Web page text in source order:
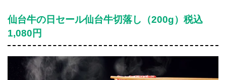
仙台牛の日セール仙台牛切落し（200g）税込
1,080円